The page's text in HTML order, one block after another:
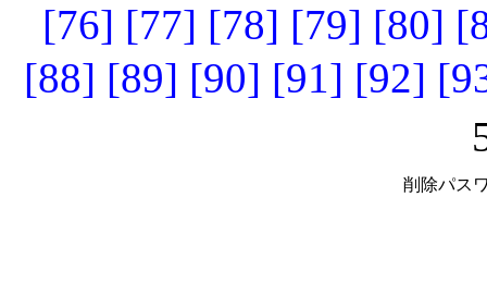
[76] [77] [78] [79] [80]
[88] [89] [90] [91] [92]
削除パス